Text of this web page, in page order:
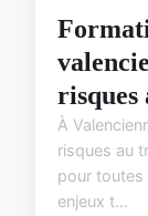
risques
À
risques au
pour toutes
enjeux t...